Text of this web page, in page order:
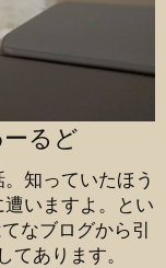
るど
知っていたほう
いますよ。とい
なブログから引
てあります。